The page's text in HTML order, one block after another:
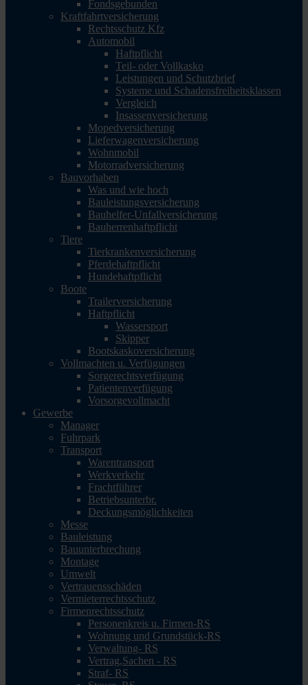
Fondsgebunden
Kraftfahrtversicherung
Rechtsschutz Kfz
Automobil
Haftpflicht
Teil- oder Vollkasko
Leistungen und Schutzbrief
Systeme und Schadensfreiheitsklassen
Vergleich
Insassenversicherung
Mopedversicherung
Lieferwagenversicherung
Wohnmobil
Motorradversicherung
Bauvorhaben
Was und wie hoch
Bauleistungsversicherung
Bauhelfer-Unfallversicherung
Bauherrenhaftpflicht
Tiere
Tierkrankenversicherung
Pferdehaftpflicht
Hundehaftpflicht
Boote
Trailerversicherung
Haftpflicht
Wassersport
Skipper
Bootskaskoversicherung
Vollmachten u. Verfügungen
Sorgerechtsverfügung
Patientenverfügung
Vorsorgevollmacht
Gewerbe
Manager
Fuhrpark
Transport
Warentransport
Werkverkehr
Frachtführer
Betriebsunterbr.
Deckungsmöglichkeiten
Messe
Bauleistung
Bauunterbrechung
Montage
Umwelt
Vertrauensschäden
Vermieterrechtsschutz
Firmenrechtsschutz
Personenkreis u. Firmen-RS
Wohnung und Grundstück-RS
Verwaltung- RS
Vertrag,Sachen - RS
Straf- RS